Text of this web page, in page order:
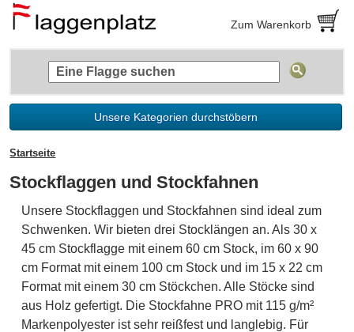
Zum Warenkorb
Unsere Kategorien durchstöbern
Startseite
Stockflaggen und Stockfahnen
Unsere Stockflaggen und Stockfahnen sind ideal zum
Schwenken. Wir bieten drei Stocklängen an. Als 30 x
45 cm Stockflagge mit einem 60 cm Stock, im 60 x 90
cm Format mit einem 100 cm Stock und im 15 x 22 cm
Format mit einem 30 cm Stöckchen. Alle Stöcke sind
aus Holz gefertigt. Die Stockfahne PRO mit 115 g/m²
Markenpolyester ist sehr reißfest und langlebig. Für